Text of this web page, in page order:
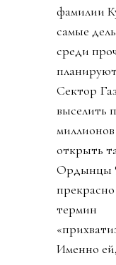
фамилии
самые
среди
Сектор
выселить
открыть
Ордынцы
термин
Именно